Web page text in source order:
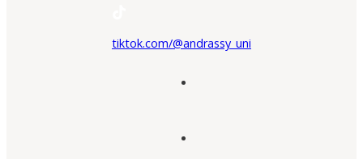
tiktok.com/@andrassy_uni